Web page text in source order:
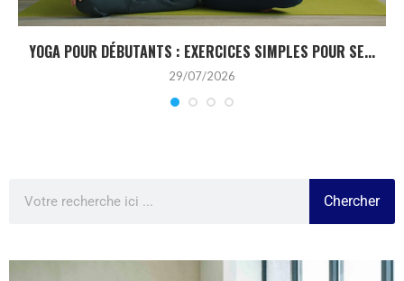
YOGA POUR DÉBUTANTS : EXERCICES SIMPLES POUR SE...
29/07/2026
Chercher